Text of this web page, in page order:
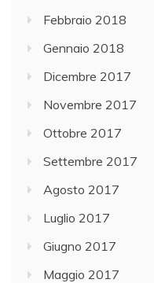
Febbraio 2018
Gennaio 2018
Dicembre 2017
Novembre 2017
Ottobre 2017
Settembre 2017
Agosto 2017
Luglio 2017
Giugno 2017
Maggio 2017